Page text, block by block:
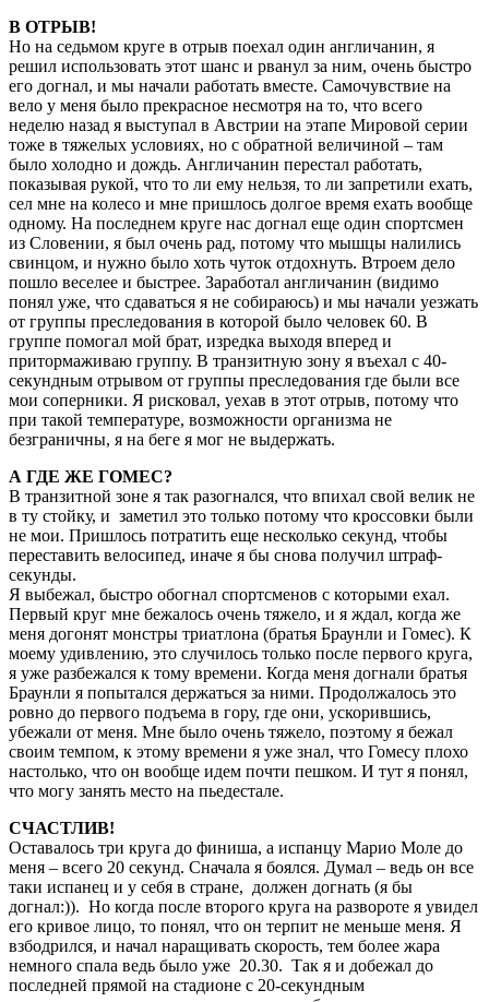
В ОТРЫВ!
Но на седьмом круге в отрыв поехал один англичанин, я
решил использовать этот шанс и рванул за ним, очень быстро
его догнал, и мы начали работать вместе. Самочувствие на
вело у меня было прекрасное несмотря на то, что всего
неделю назад я выступал в Австрии на этапе Мировой серии
тоже в тяжелых условиях, но с обратной величиной – там
было холодно и дождь. Англичанин перестал работать,
показывая рукой, что то ли ему нельзя, то ли запретили ехать,
сел мне на колесо и мне пришлось долгое время ехать вообще
одному. На последнем круге нас догнал еще один спортсмен
из Словении, я был очень рад, потому что мышцы налились
свинцом, и нужно было хоть чуток отдохнуть. Втроем дело
пошло веселее и быстрее. Заработал англичанин (видимо
понял уже, что сдаваться я не собираюсь) и мы начали уезжать
от группы преследования в которой было человек 60. В
группе помогал мой брат, изредка выходя вперед и
притормаживаю группу. В транзитную зону я въехал с 40-
секундным отрывом от группы преследования где были все
мои соперники. Я рисковал, уехав в этот отрыв, потому что
при такой температуре, возможности организма не
безграничны, я на беге я мог не выдержать.
А ГДЕ ЖЕ ГОМЕС?
В транзитной зоне я так разогнался, что впихал свой велик не
в ту стойку, и заметил это только потому что кроссовки были
не мои. Пришлось потратить еще несколько секунд, чтобы
переставить велосипед, иначе я бы снова получил штраф-
секунды.
Я выбежал, быстро обогнал спортсменов с которыми ехал.
Первый круг мне бежалось очень тяжело, и я ждал, когда же
меня догонят монстры триатлона (братья Браунли и Гомес). К
моему удивлению, это случилось только после первого круга,
я уже разбежался к тому времени. Когда меня догнали братья
Браунли я попытался держаться за ними. Продолжалось это
ровно до первого подъема в гору, где они, ускорившись,
убежали от меня. Мне было очень тяжело, поэтому я бежал
своим темпом, к этому времени я уже знал, что Гомесу плохо
настолько, что он вообще идем почти пешком. И тут я понял,
что могу занять место на пьедестале.
СЧАСТЛИВ!
Оставалось три круга до финиша, а испанцу Марио Моле до
меня – всего 20 секунд. Сначала я боялся. Думал – ведь он все
таки испанец и у себя в стране, должен догнать (я бы
догнал:)). Но когда после второго круга на развороте я увидел
его кривое лицо, то понял, что он терпит не меньше меня. Я
взбодрился, и начал наращивать скорость, тем более жара
немного спала ведь было уже 20.30. Так я и добежал до
последней прямой на стадионе с 20-секундным